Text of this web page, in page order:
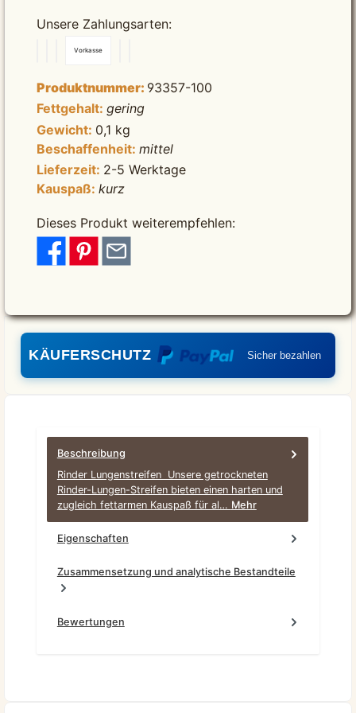
Unsere Zahlungsarten:
Vorkasse
Produktnummer: 93357-100
Fettgehalt: gering
Gewicht: 0,1 kg
Beschaffenheit: mittel
Lieferzeit: 2-5 Werktage
Kauspaß: kurz
Dieses Produkt weiterempfehlen:
KÄUFERSCHUTZ Sicher bezahlen
Beschreibung
Rinder Lungenstreifen Unsere getrockneten
Rinder-Lungen-Streifen bieten einen harten und
zugleich fettarmen Kauspaß für al… Mehr
Eigenschaften
Zusammensetzung und analytische Bestandteile
Bewertungen